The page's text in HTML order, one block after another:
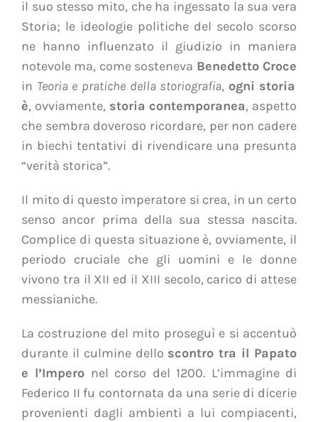
il suo stesso mito, che ha ingessato la sua vera
Storia; le ideologie politiche del secolo scorso
ne hanno influenzato il giudizio in maniera
notevole ma, come sosteneva Benedetto Croce
in Teoria e pratiche della storiografia, ogni storia
è, ovviamente, storia contemporanea, aspetto
che sembra doveroso ricordare, per non cadere
in biechi tentativi di rivendicare una presunta
“verità storica”.
Il mito di questo imperatore si crea, in un certo
senso ancor prima della sua stessa nascita.
Complice di questa situazione è, ovviamente, il
periodo cruciale che gli uomini e le donne
vivono tra il XII ed il XIII secolo, carico di attese
messianiche.
La costruzione del mito proseguì e si accentuò
durante il culmine dello scontro tra il Papato
e l’Impero nel corso del 1200. L’immagine di
Federico II fu contornata da una serie di dicerie
provenienti dagli ambienti a lui compiacenti,